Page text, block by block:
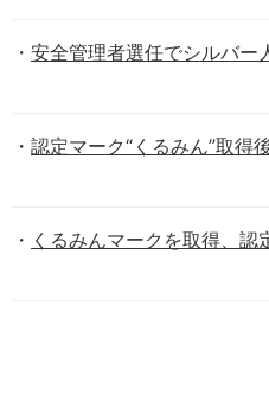
安全管理者選任でシルバー
認定マーク“くるみん”取得
くるみんマークを取得、認